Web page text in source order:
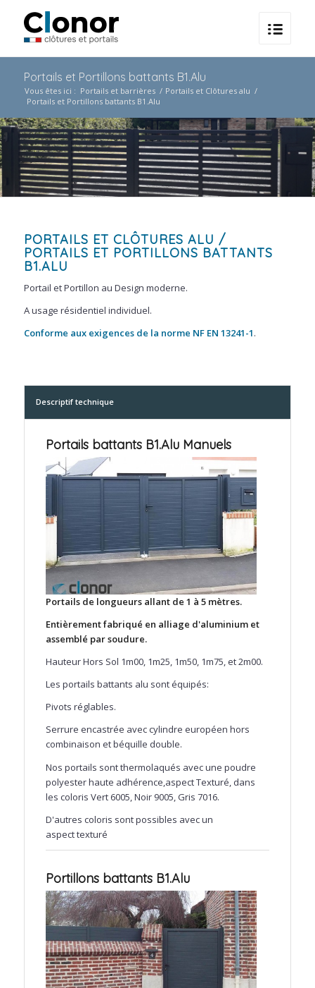
Portails et Portillons battants B1.Alu
Vous êtes ici : Portails et barrières / Portails et Clôtures alu /
Portails et Portillons battants B1.Alu
PORTAILS ET CLÔTURES ALU /
PORTAILS ET PORTILLONS BATTANTS
B1.ALU
Portail et Portillon au Design moderne.
A usage résidentiel individuel.
Conforme aux exigences de la norme NF EN 13241-1.
Descriptif technique
Portails battants B1.Alu Manuels
Portails de longueurs allant de 1 à 5 mètres.
Entièrement fabriqué en alliage d'aluminium et
assemblé par soudure.
Hauteur Hors Sol 1m00, 1m25, 1m50, 1m75, et 2m00.
Les portails battants alu sont équipés:
Pivots réglables.
Serrure encastrée avec cylindre européen hors
combinaison et béquille double.
Nos portails sont thermolaqués avec une poudre
polyester haute adhérence,aspect Texturé, dans
les coloris Vert 6005, Noir 9005, Gris 7016.
D'autres coloris sont possibles avec un
aspect texturé
Portillons battants B1.Alu